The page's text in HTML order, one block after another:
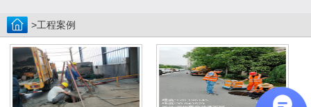
>工程案例